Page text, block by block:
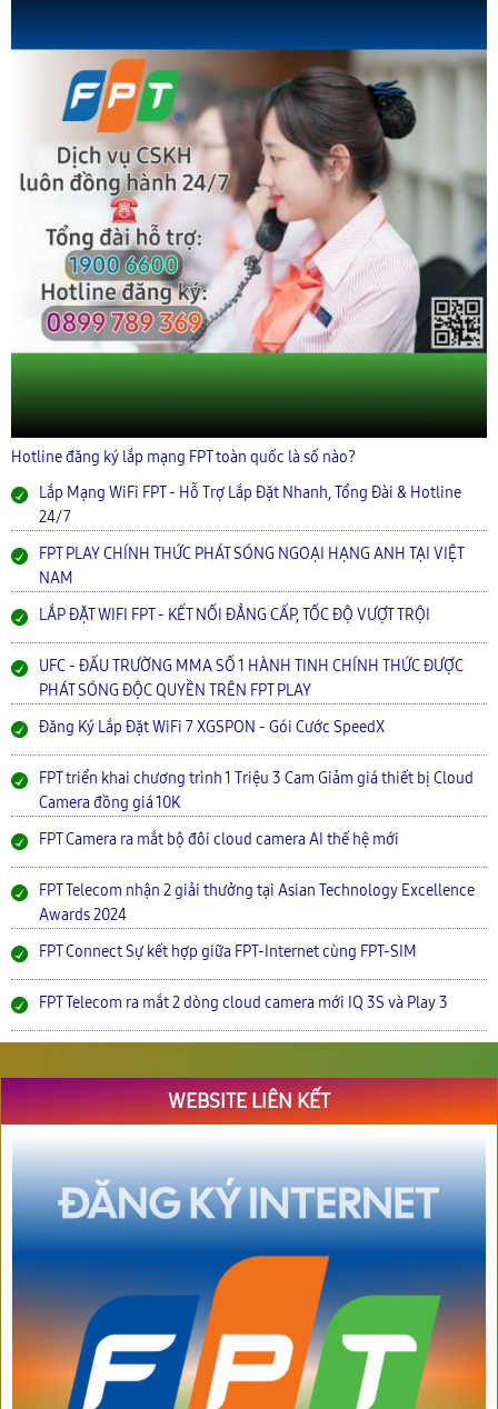
Hotline đăng ký lắp mạng FPT toàn quốc là số nào?
Lắp Mạng WiFi FPT - Hỗ Trợ Lắp Đặt Nhanh, Tổng Đài & Hotline
24/7
FPT PLAY CHÍNH THỨC PHÁT SÓNG NGOẠI HẠNG ANH TẠI VIỆT
NAM
LẮP ĐẶT WIFI FPT - KẾT NỐI ĐẲNG CẤP, TỐC ĐỘ VƯỢT TRỘI
UFC - ĐẤU TRƯỜNG MMA SỐ 1 HÀNH TINH CHÍNH THỨC ĐƯỢC
PHÁT SÓNG ĐỘC QUYỀN TRÊN FPT PLAY
Đăng Ký Lắp Đặt WiFi 7 XGSPON - Gói Cước SpeedX
FPT triển khai chương trình 1 Triệu 3 Cam Giảm giá thiết bị Cloud
Camera đồng giá 10K
FPT Camera ra mắt bộ đôi cloud camera AI thế hệ mới
FPT Telecom nhận 2 giải thưởng tại Asian Technology Excellence
Awards 2024
FPT Connect Sự kết hợp giữa FPT-Internet cùng FPT-SIM
FPT Telecom ra mắt 2 dòng cloud camera mới IQ 3S và Play 3
WEBSITE LIÊN KẾT